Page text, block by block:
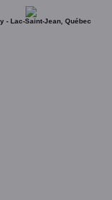
- Lac-Saint-Jean, Québec